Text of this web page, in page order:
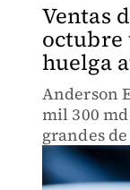
Ventas
octubre
huelga
Anderson
mil 300
grandes